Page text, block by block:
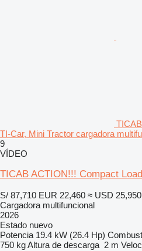
TI-Car, Mini Tractor cargadora
9
VÍDEO
TICAB ACTION!!! Compact
S/ 87,710 EUR 22,460 ≈ USD 25,950
Cargadora multifuncional
2026
Estado nuevo
Potencia 19.4 kW (26.4 Hp)
750 kgAltura de descarga 2 m